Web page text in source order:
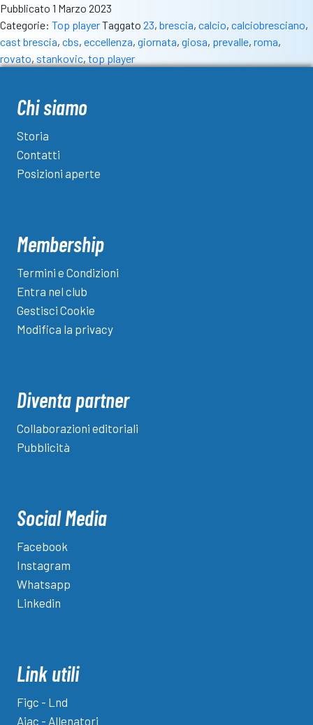
Pubblicato 1 Marzo 2023
Categorie: Top playerTaggato 23, brescia, calcio, calciobresciano,
cast brescia, cbs, eccellenza, giornata, giosa, prevalle, roma,
rovato, stankovic, top player
Chi siamo
Storia
Contatti
Posizioni aperte
Membership
Termini e Condizioni
Entra nel club
Gestisci Cookie
Modifica la privacy
Diventa partner
Collaborazioni editoriali
Pubblicità
Social Media
Facebook
Instagram
Whatsapp
Linkedin
Link utili
Figc - Lnd
Aiac - Allenatori